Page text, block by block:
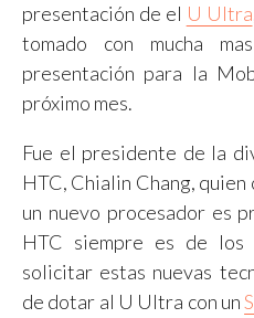
presentación de el U Ultra
tomado con mucha
presentación para la
próximo mes.
Fue el presidente de la
HTC, Chialin Chang, quien
un nuevo procesador es
HTC siempre es de los
solicitar estas nuevas
de dotar al U Ultra con un